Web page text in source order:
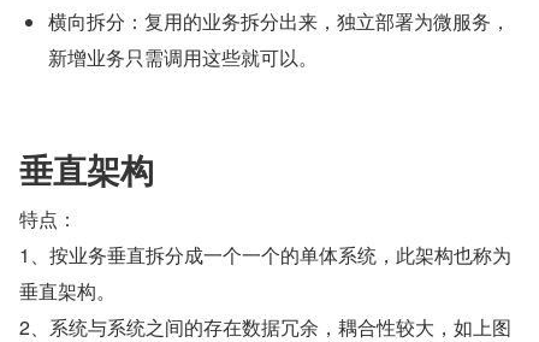
横向拆分：复用的业务拆分出来，独立部署为微服务，
新增业务只需调用这些就可以。
垂直架构
特点：
1、按业务垂直拆分成一个一个的单体系统，此架构也称为
垂直架构。
2、系统与系统之间的存在数据冗余，耦合性较大，如上图